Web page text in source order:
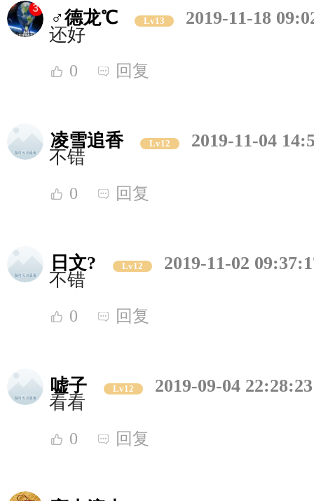
♂德龙℃ Lv13
2019-11-18
还好
0 回复
凌雪追香 Lv12
2019-11-04
不错
0 回复
日文? Lv12
2019-11-02
不错
0 回复
嘘子 Lv12
2019-09-04 22:28:23
看看
0 回复